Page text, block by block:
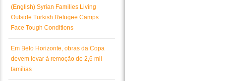
(English) Syrian Families Living
Outside Turkish Refugee Camps
Face Tough Conditions
Em Belo Horizonte, obras da Copa
devem levar à remoção de 2,6 mil
famílias